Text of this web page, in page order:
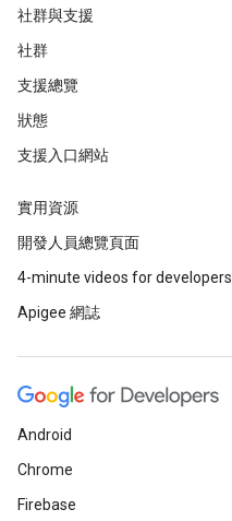
社群與支援
社群
支援總覽
狀態
支援入口網站
實用資源
開發人員總覽頁面
4-minute videos for developers
Apigee 網誌
Android
Chrome
Firebase